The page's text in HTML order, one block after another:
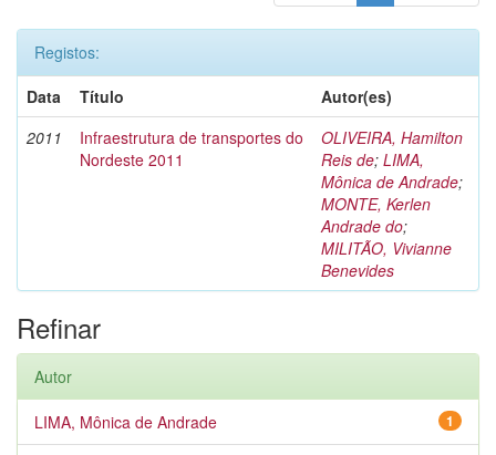
Registos:
Data
Título
Autor(es)
2011
Infraestrutura de transportes do
Nordeste 2011
OLIVEIRA, Hamilton
Reis de; LIMA,
Mônica de Andrade;
MONTE, Kerlen
Andrade do;
MILITÃO, Vivianne
Benevides
Refinar
Autor
1
LIMA, Mônica de Andrade